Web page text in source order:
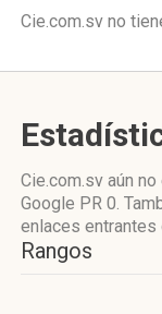
Cie.com.sv no
Cie.com.sv aún
Google PR 0.
enlaces entrantes
Rangos